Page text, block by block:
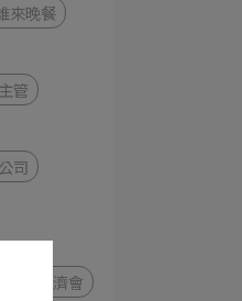
來晚餐
管
司
國際同濟會